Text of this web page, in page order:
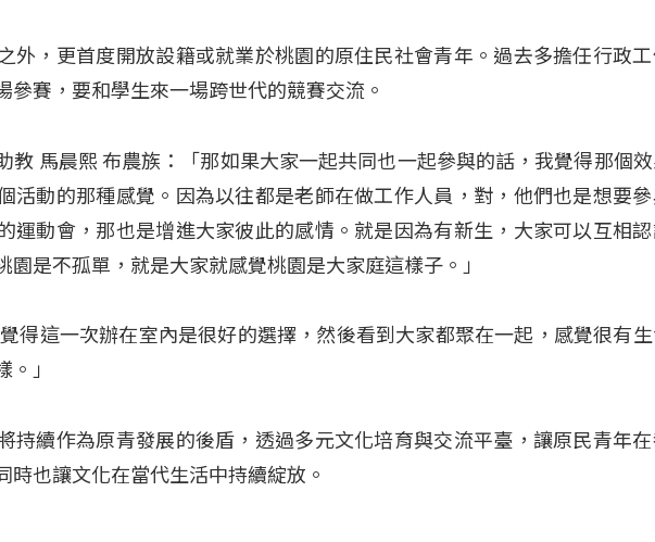
外，更首度開放設籍或就業於桃園的原住民社會青年。過去多擔任行政
參賽，要和學生來一場跨世代的競賽交流。
教 馬晨熙 布農族：「那如果大家一起共同也一起參與的話，我覺得那個
活動的那種感覺。因為以往都是老師在做工作人員，對，他們也是想要
運動會，那也是增進大家彼此的感情。就是因為有新生，大家可以互相
園是不孤單，就是大家就感覺桃園是大家庭這樣子。」
得這一次辦在室內是很好的選擇，然後看到大家都聚在一起，感覺很有
」
持續作為原青發展的後盾，透過多元文化培育與交流平臺，讓原民青年
時也讓文化在當代生活中持續綻放。